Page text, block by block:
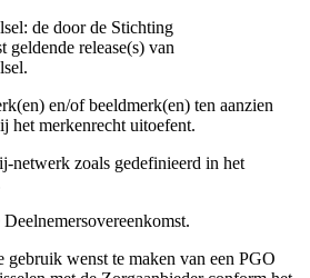
de door de Stichting
geldende release(s) van
en/of beeldmerk(en) ten aanzien
het merkenrecht uitoefent.
netwerk zoals gedefinieerd in het
gebruik wenst te maken van een PGO